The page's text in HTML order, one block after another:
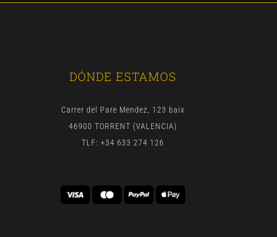
DÓNDE ESTAMOS
Carrer del Pare Mendez, 123 baix
46900 TORRENT (VALENCIA)
TLF: +34 633 274 126